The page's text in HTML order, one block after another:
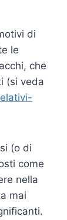
di
le
che
(si veda
(o di
come
nella
mai